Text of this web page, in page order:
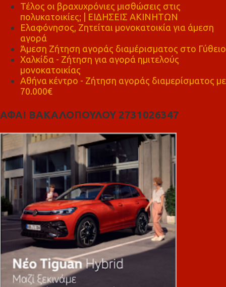
Τέλος οι βραχυχρόνιες μισθώσεις στις
πολυκατοικίες; | ΕΙΔΗΣΕΙΣ ΑΚΙΝΗΤΩΝ
Ελαφόνησος, Ζητείται μονοκατοικία για άμεση
αγορά
Άμεση Ζήτηση αγοράς διαμέρισματος στο Γύθειο
Χαλκίδα - Ζήτηση για αγορά ημιτελούς
μονοκατοικίας
Αθήνα κέντρο - Ζήτηση αγοράς διαμερίσματος με
70.000€
ΑΦΑΙ ΒΑΚΑΛΟΠΟΥΛΟΥ 2731026347